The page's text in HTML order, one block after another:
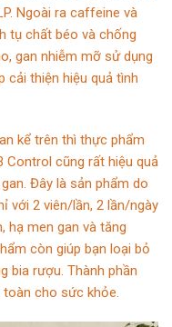
Ngoài ra caffeine và
tụ chất béo và chống
gan nhiễm mỡ sử dụng
cải thiện hiệu quả tình
kể trên thì thực phẩm
Control cũng rất hiệu quả
Đây là sản phẩm do
với 2 viên/lần, 2 lần/ngày
hạ men gan và tăng
còn giúp bạn loại bỏ
bia rượu. Thành phần
toàn cho sức khỏe.